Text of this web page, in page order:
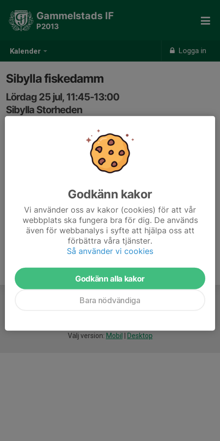
Kalender Logga in
Gammelstads IF
P2013
Sibylla fiskedamm
Lördag 25 jul, 11:45-13:00
Sibylla Storheden
Samling: 11:45, Sibylla storheden
Välj version: Mobil Desktop
Godkänn kakor
Vi använder oss av kakor (cookies) för att vår
webbplats ska fungera bra för dig. De används
även för webbanalys i syfte att hjälpa oss att
förbättra våra tjänster.
Så använder vi cookies
Godkänn alla kakor
Bara nödvändiga